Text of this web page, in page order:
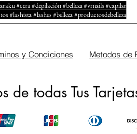
#cera #depilación #belleza #vrnails #capilar
#lashista #lashes #belleza #productosdebelleza
y Condiciones Metodos de
de todas Tus